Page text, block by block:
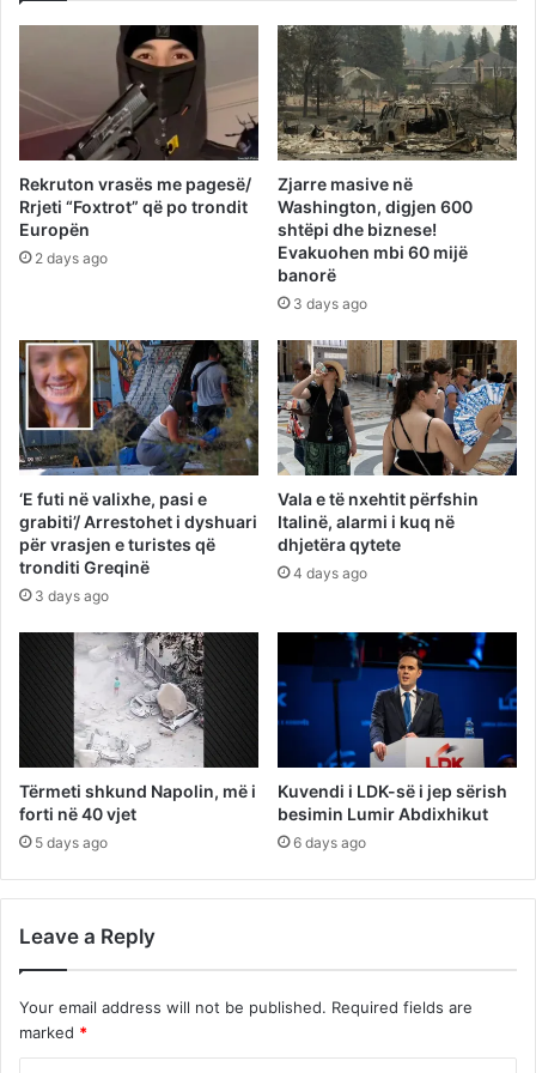
Rekruton vrasës me pagesë/
Rrjeti “Foxtrot” që po trondit
Europën
2 days ago
Zjarre masive në
Washington, digjen 600
shtëpi dhe biznese!
Evakuohen mbi 60 mijë
banorë
3 days ago
‘E futi në valixhe, pasi e
grabiti’/ Arrestohet i dyshuari
për vrasjen e turistes që
tronditi Greqinë
3 days ago
Vala e të nxehtit përfshin
Italinë, alarmi i kuq në
dhjetëra qytete
4 days ago
Tërmeti shkund Napolin, më i
forti në 40 vjet
5 days ago
Kuvendi i LDK-së i jep sërish
besimin Lumir Abdixhikut
6 days ago
Leave a Reply
Your email address will not be published. Required fields are
marked *